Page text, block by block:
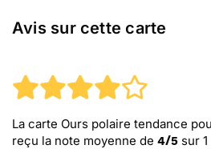
Avis sur cette carte
La carte Ours polaire tendance
reçu la note moyenne de 4/5 sur 1